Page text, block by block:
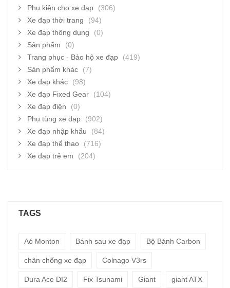
Phụ kiện cho xe đạp
(306)
Xe đạp thời trang
(94)
Xe đạp thông dụng
(0)
Sản phẩm
(0)
Trang phục - Bảo hộ xe đạp
(419)
Sản phẩm khác
(7)
Xe đạp khác
(98)
Xe đạp Fixed Gear
(104)
Xe đạp điện
(0)
Phụ tùng xe đạp
(902)
Xe đạp nhập khẩu
(84)
Xe đạp thể thao
(716)
Xe đạp trẻ em
(204)
TAGS
Aó Monton Bánh sau xe đạp Bộ Bánh Carbon
chân chống xe đạp Colnago V3rs
Dura Ace DI2 Fix Tsunami Giant giant ATX